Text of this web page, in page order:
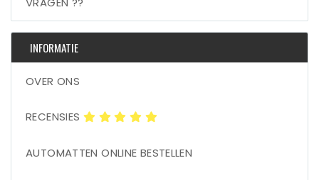
INFORMATIE
OVER ONS
RECENSIES
AUTOMATTEN ONLINE BESTELLEN